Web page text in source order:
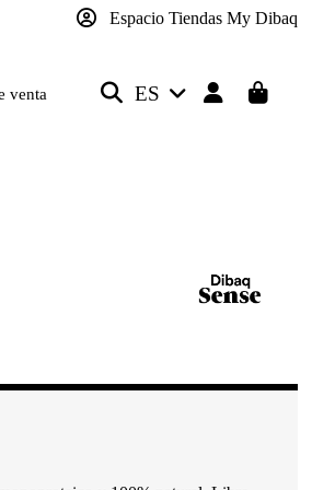
Espacio Tiendas My Dibaq
venta ES